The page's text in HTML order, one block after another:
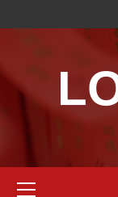
to
Menu